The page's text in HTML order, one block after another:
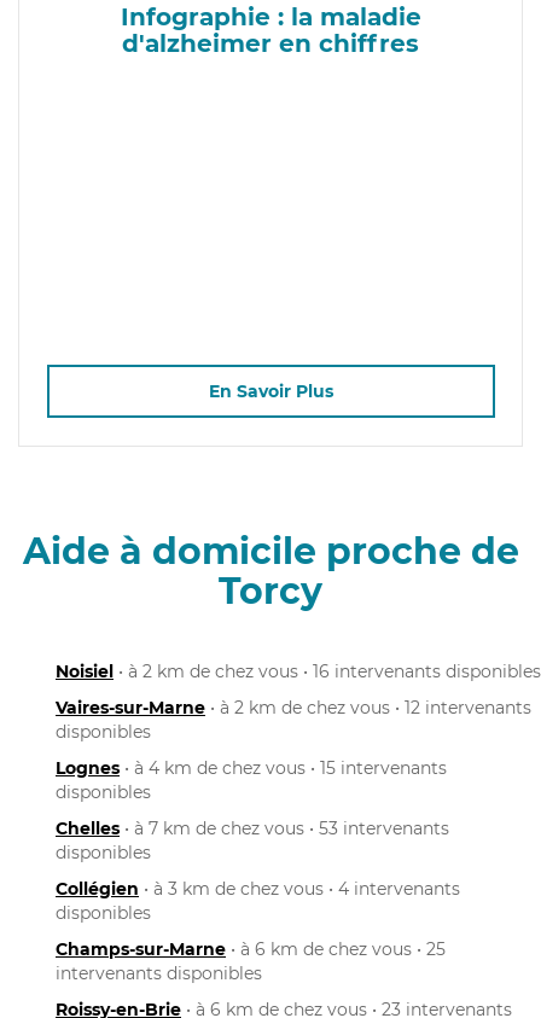
Infographie : la maladie
d'alzheimer en chiffres
En Savoir Plus
Aide à domicile proche de
Torcy
Noisiel • à 2 km de chez vous • 16 intervenants disponibles
Vaires-sur-Marne • à 2 km de chez vous • 12 intervenants
disponibles
Lognes • à 4 km de chez vous • 15 intervenants
disponibles
Chelles • à 7 km de chez vous • 53 intervenants
disponibles
Collégien • à 3 km de chez vous • 4 intervenants
disponibles
Champs-sur-Marne • à 6 km de chez vous • 25
intervenants disponibles
Roissy-en-Brie • à 6 km de chez vous • 23 intervenants